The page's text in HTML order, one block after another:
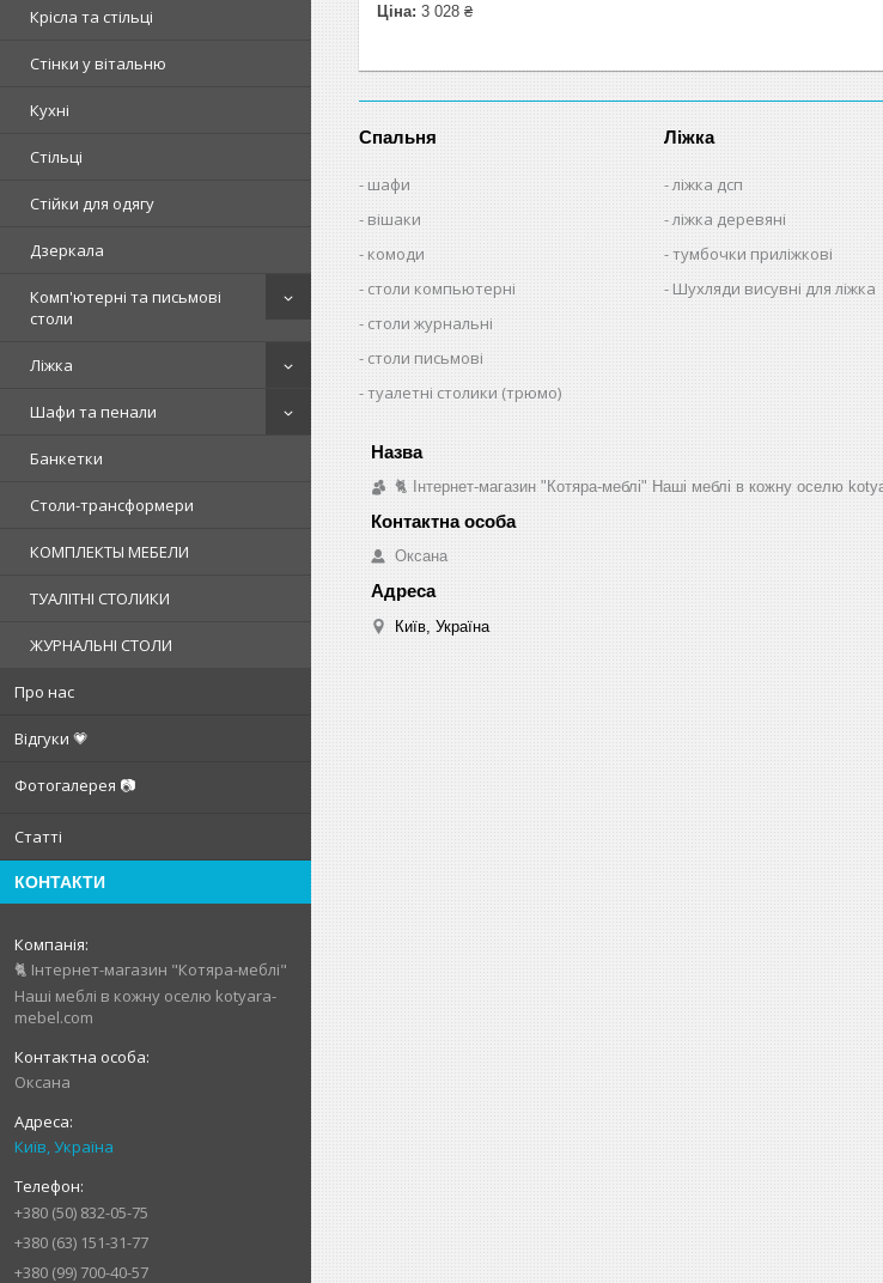
Крісла та стільці
Стінки у вітальню
Кухні
Стільці
Стійки для одягу
Дзеркала
Комп'ютерні та письмові
столи
Ліжка
Шафи та пенали
Банкетки
Столи-трансформери
КОМПЛЕКТЫ МЕБЕЛИ
ТУАЛІТНІ СТОЛИКИ
ЖУРНАЛЬНІ СТОЛИ
Про нас
Відгуки 💗
Фотогалерея 📷
Статті
КОНТАКТИ
🐈 Інтернет-магазин "Котяра-меблі"
Наші меблі в кожну оселю kotyara-
mebel.com
Оксана
Київ, Україна
+380 (50) 832-05-75
+380 (63) 151-31-77
+380 (99) 700-40-57
Ціна: 3 028 ₴
Спальня
шафи
вішаки
комоди
столи компьютерні
столи журнальні
столи письмові
туалетні столики (трюмо)
Ліжка
ліжка дсп
ліжка деревяні
тумбочки приліжкові
Шухляди висувні для ліжка
🐈 Інтернет-магазин "Котяра-меблі" Наші меблі в кожну оселю
Оксана
Київ, Україна